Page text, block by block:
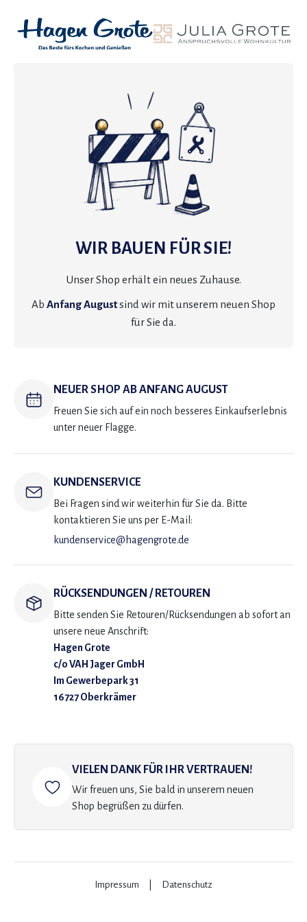
WIR BAUEN FÜR SIE!
Unser Shop erhält ein neues Zuhause.
Ab Anfang Augustsind wir mit unserem neuen Shop
für Sie da.
NEUER SHOP AB ANFANG AUGUST
Freuen Sie sich auf ein noch besseres Einkaufserlebnis
unter neuer Flagge.
KUNDENSERVICE
Bei Fragen sind wir weiterhin für Sie da. Bitte
kontaktieren Sie uns per E-Mail:
kundenservice@hagengrote.de
RÜCKSENDUNGEN / RETOUREN
Bitte senden Sie Retouren/Rücksendungen ab sofort an
unsere neue Anschrift:
Hagen Grote
c/o VAH Jager GmbH
Im Gewerbepark 31
16727 Oberkrämer
VIELEN DANK FÜR IHR VERTRAUEN!
Wir freuen uns, Sie bald in unserem neuen
Shop begrüßen zu dürfen.
Impressum Datenschutz